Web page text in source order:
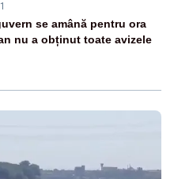
se amână pentru ora
nu a obținut toate avizele